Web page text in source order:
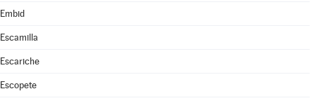
Embid
Escamilla
Escariche
Escopete